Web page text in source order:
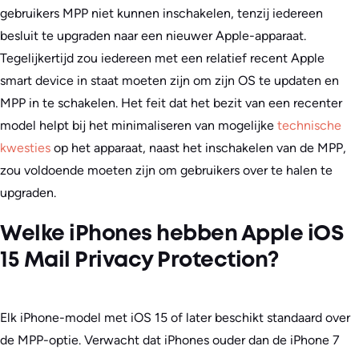
gebruikers MPP niet kunnen inschakelen, tenzij iedereen
besluit te upgraden naar een nieuwer Apple-apparaat.
Tegelijkertijd zou iedereen met een relatief recent Apple
smart device in staat moeten zijn om zijn OS te updaten en
MPP in te schakelen. Het feit dat het bezit van een recenter
model helpt bij het minimaliseren van mogelijke technische
kwesties op het apparaat, naast het inschakelen van de MPP,
zou voldoende moeten zijn om gebruikers over te halen te
upgraden.
Welke iPhones hebben Apple iOS
15 Mail Privacy Protection?
Elk iPhone-model met iOS 15 of later beschikt standaard over
de MPP-optie. Verwacht dat iPhones ouder dan de iPhone 7